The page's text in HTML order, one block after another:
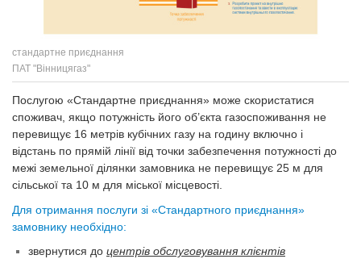
стандартне приєднання
ПАТ "Вінницягаз"
Послугою «Стандартне приєднання» може скористатися
споживач, якщо потужність його об’єкта газоспоживання не
перевищує 16 метрів кубічних газу на годину включно і
відстань по прямій лінії від точки забезпечення потужності до
межі земельної ділянки замовника не перевищує 25 м для
сільської та 10 м для міської місцевості.
Для отримання послуги зі «Стандартного приєднання»
замовнику необхідно:
звернутися до центрів обслуговування клієнтів